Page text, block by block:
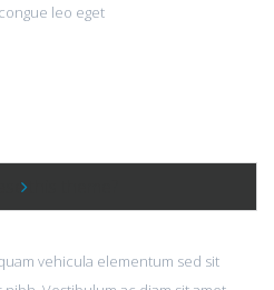
leo eget
this theme?
vehicula elementum sed sit